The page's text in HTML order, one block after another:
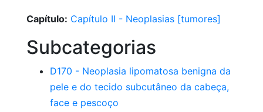
Capítulo: Capítulo II - Neoplasias [tumores]
Subcategorias
D170 - Neoplasia lipomatosa benigna da
pele e do tecido subcutâneo da cabeça,
face e pescoço